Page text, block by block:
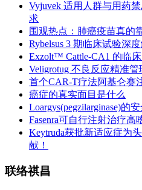
Vyjuvek 适用人群与用药
求
围观热点：肺癌疫苗真的
Rybelsus 3 期临床试验深
Exzolt™ Cattle-CA1 的临床
Veligrotug 不良反应精准管
首个CAR-T疗法阿基仑赛
癌症的真实面目是什么
Loargys(pegzilarginase)的
Fasenra可自行注射治疗高
Keytruda获批新适应症为
献！
联络祺昌